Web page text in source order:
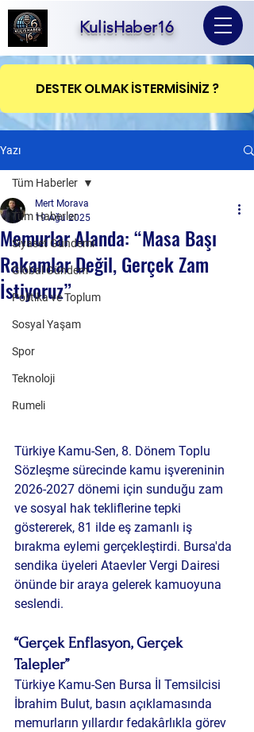
KulisHaber16
DESTEK OLMAK İSTERMİSİNİZ ?
Yazı
Tüm Haberler
Siyaset Gündemi
Global Gündem
Politika ve Toplum
Sosyal Yaşam
Spor
Teknoloji
Rumeli
Tüm Haberler
Memurlar Alanda: “Masa Başı
Rakamlar Değil, Gerçek Zam
İstiyoruz”
Mert Morava
19 Ağu 2025
Türkiye Kamu-Sen, 8. Dönem Toplu
Sözleşme sürecinde kamu işvereninin
2026-2027 dönemi için sunduğu zam
ve sosyal hak tekliflerine tepki
göstererek, 81 ilde eş zamanlı iş
bırakma eylemi gerçekleştirdi. Bursa'da
sendika üyeleri Ataevler Vergi Dairesi
önünde bir araya gelerek kamuoyuna
seslendi.
“Gerçek Enflasyon, Gerçek
Talepler”
Türkiye Kamu-Sen Bursa İl Temsilcisi
İbrahim Bulut, basın açıklamasında
memurların yıllardır fedakârlıkla görev